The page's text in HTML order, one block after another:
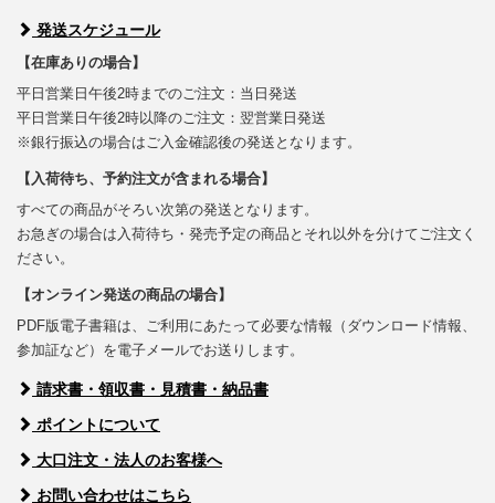
発送スケジュール
【在庫ありの場合】
平日営業日午後2時までのご注文：当日発送
平日営業日午後2時以降のご注文：翌営業日発送
※銀行振込の場合はご入金確認後の発送となります。
【入荷待ち、予約注文が含まれる場合】
すべての商品がそろい次第の発送となります。
お急ぎの場合は入荷待ち・発売予定の商品とそれ以外を分けてご注文く
ださい。
【オンライン発送の商品の場合】
PDF版電子書籍は、ご利用にあたって必要な情報（ダウンロード情報、
参加証など）を電子メールでお送りします。
請求書・領収書・見積書・納品書
ポイントについて
大口注文・法人のお客様へ
お問い合わせはこちら